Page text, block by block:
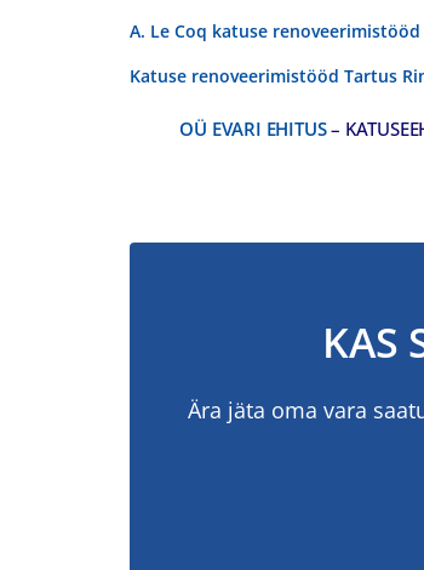
A. Le Coq katuse
Katuse renoveerimistööd Tartus
OÜ EVARI EHITUS–
KAS
Ära jäta oma vara